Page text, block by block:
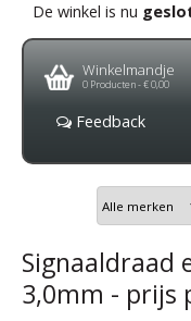
De winkel is nu
Winkelmandje
0 Producten -€ 0,00
Feedback
Signaaldraad
3,0mm - prijs